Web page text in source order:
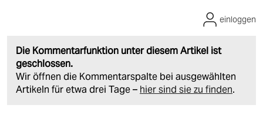
Die Kommentarfunktion unter diesem Artikel ist
geschlossen.
Wir öffnen die Kommentarspalte bei ausgewählten
Artikeln für etwa drei Tage – hier sind sie zu finden.
einloggen